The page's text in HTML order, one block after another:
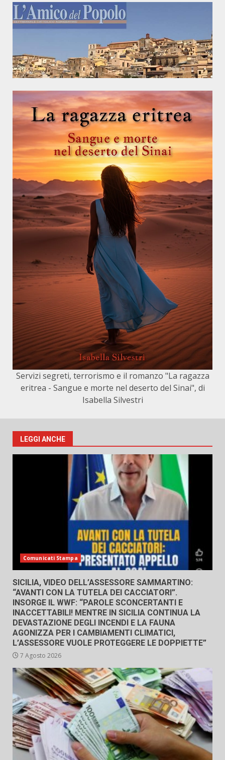
Servizi segreti, terrorismo e il romanzo "La ragazza
eritrea - Sangue e morte nel deserto del Sinai", di
Isabella Silvestri
LEGGI ANCHE
Comunicati Stampa
SICILIA, VIDEO DELL’ASSESSORE SAMMARTINO:
“AVANTI CON LA TUTELA DEI CACCIATORI”.
INSORGE IL WWF: “PAROLE SCONCERTANTI E
INACCETTABILI! MENTRE IN SICILIA CONTINUA LA
DEVASTAZIONE DEGLI INCENDI E LA FAUNA
AGONIZZA PER I CAMBIAMENTI CLIMATICI,
L’ASSESSORE VUOLE PROTEGGERE LE DOPPIETTE”
7 Agosto 2026